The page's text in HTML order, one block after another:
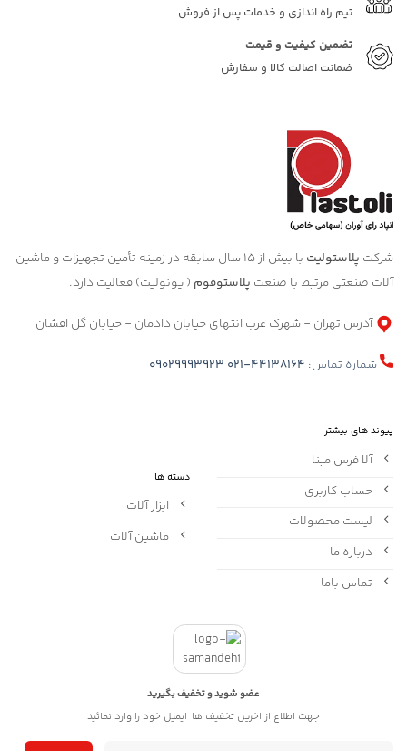
تیم راه اندازی و خدمات پس از فروش
تضمین کیفیت و قیمت
ضمانت اصالت کالا و سفارش
شرکت پلاستولیت
با بیش از 15 سال سابقه در زمینه تأمین تجهیزات و ماشین
آلات صنعتی مرتبط با صنعت پلاستوفوم ( یونولیت) فعالیت دارد.
آدرس تهران - شهرک غرب انتهای خیابان دادمان - خیابان گل افشان
شماره تماس: 021-44138164
09029993923
پیوند های بیشتر
آلا فرس مبنا
حساب کاربری
لیست محصولات
درباره ما
تماس باما
دسته ها
ابزار آلات
ماشین آلات
عضو شوید و تخفیف بگیرید
جهت اطلاع از اخرین تخفیف ها ایمیل خود را وارد نمائید